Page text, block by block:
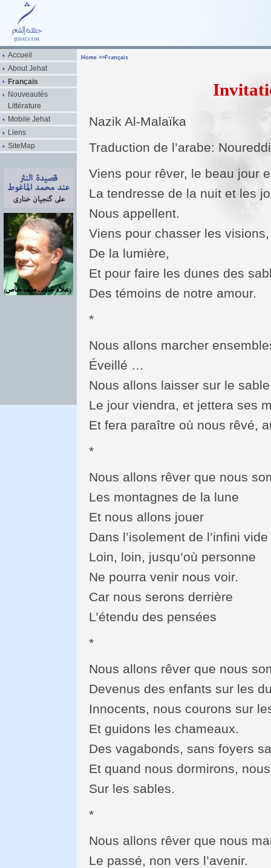
Accueil
About Jehat
Français
Nouveautés
Littérature
Mobile Jehat
Liens
SiteMap
Home >> Français
Nazik Al-Malaïka
Traduction de l’arabe:
Viens pour rêver, le beau jour
La tendresse de la nuit et les
Nous appellent.
Viens pour chasser les
De la lumière,
Et pour faire les dunes des
Des témoins de notre amour.
*
Nous allons marcher
Éveillé …
Nous allons laisser sur le
Le jour viendra, et jettera ses
Et fera paraître où nous rêvé,
*
Nous allons rêver que nous
Les montagnes de la lune
Et nous allons jouer
Dans l’isolement de l’infini
Loin, loin, jusqu’où personne
Ne pourra venir nous voir.
Car nous serons derrière
L’étendu des pensées
*
Nous allons rêver que nous
Devenus des enfants sur les
Innocents, nous courons sur
Et guidons les chameaux.
Des vagabonds, sans foyers
Et quand nous dormirons,
Sur les sables.
*
Nous allons rêver que nous
Le passé, non vers l’avenir.